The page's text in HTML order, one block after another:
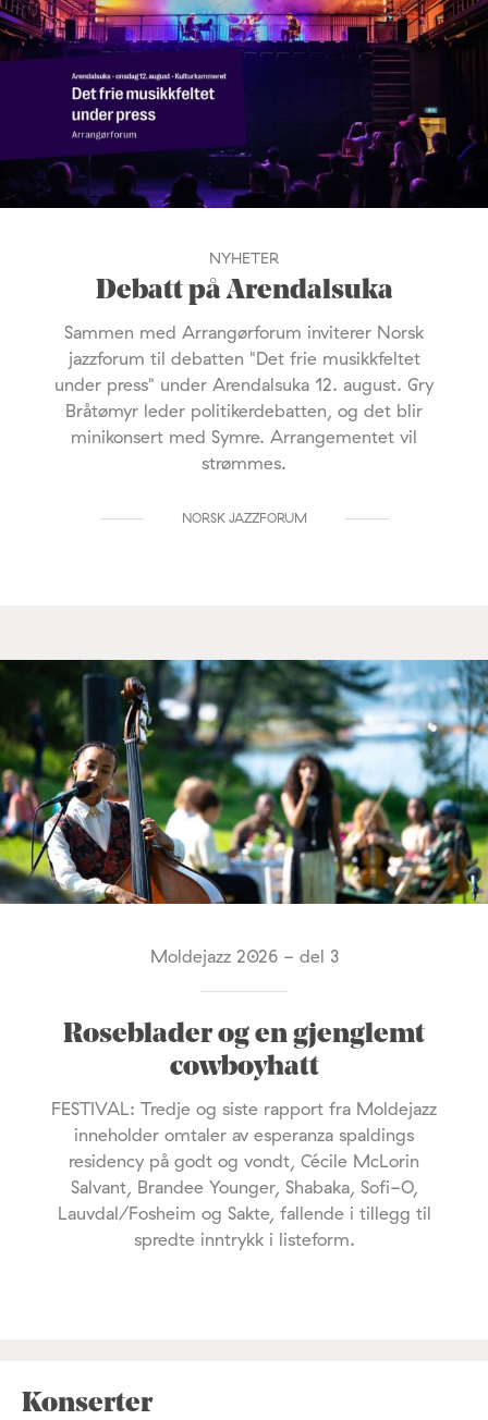
NYHETER
Debatt på Arendalsuka
Sammen med Arrangørforum inviterer Norsk
jazzforum til debatten "Det frie musikkfeltet
under press" under Arendalsuka 12. august. Gry
Bråtømyr leder politikerdebatten, og det blir
minikonsert med Symre. Arrangementet vil
strømmes.
NORSK JAZZFORUM
Moldejazz 2026 - del 3
Roseblader og en gjenglemt
cowboyhatt
FESTIVAL: Tredje og siste rapport fra Moldejazz
inneholder omtaler av esperanza spaldings
residency på godt og vondt, Cécile McLorin
Salvant, Brandee Younger, Shabaka, Sofi-O,
Lauvdal/Fosheim og Sakte, fallende i tillegg til
spredte inntrykk i listeform.
Konserter